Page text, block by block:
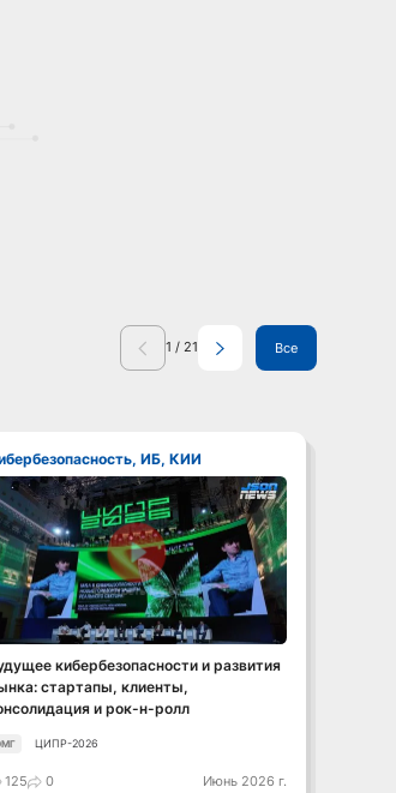
1 / 21 Все
ИБ, КИИ
Смотреть видео
кибербезопасности и развития
стартапы, клиенты,
и рок-н-ролл
ЦИПР-2026
125 0 Июнь 2026 г.